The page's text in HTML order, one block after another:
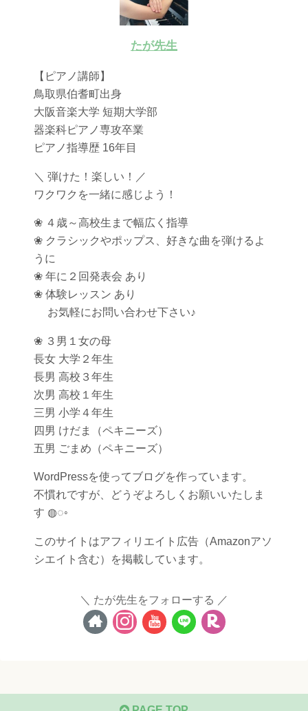
たが先生
【ピアノ講師】
鳥取県伯耆町出身
大阪音楽大学 短期大学部
器楽科ピアノ専攻卒業
ピアノ指導歴 16年目
＼ 弾けた！楽しい！／
ワクワクを一緒に感じよう！
❀ ４歳～高校生まで幅広く指導
❀ クラシックやポップス、好きな曲を弾けるよ
うに
❀ 年に２回発表会 あり
❀ 体験レッスン あり
お気軽にお問い合わせ下さい♪
❀ ３男１女の母
長女 大学２年生
長男 高校３年生
次男 高校１年生
三男 小学４年生
四男 けだま（ペキニーズ）
五男 ごまめ（ペキニーズ）
WordPressを使ってブログを作っています。
不慣れですが、どうぞよろしくお願いいたしま
す ◍◌◦
このサイトはアフィリエイト広告（Amazonアソ
シエイト含む）を掲載しています。
たが先生をフォローする